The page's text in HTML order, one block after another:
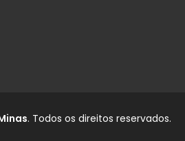
. Todos os direitos reservados.